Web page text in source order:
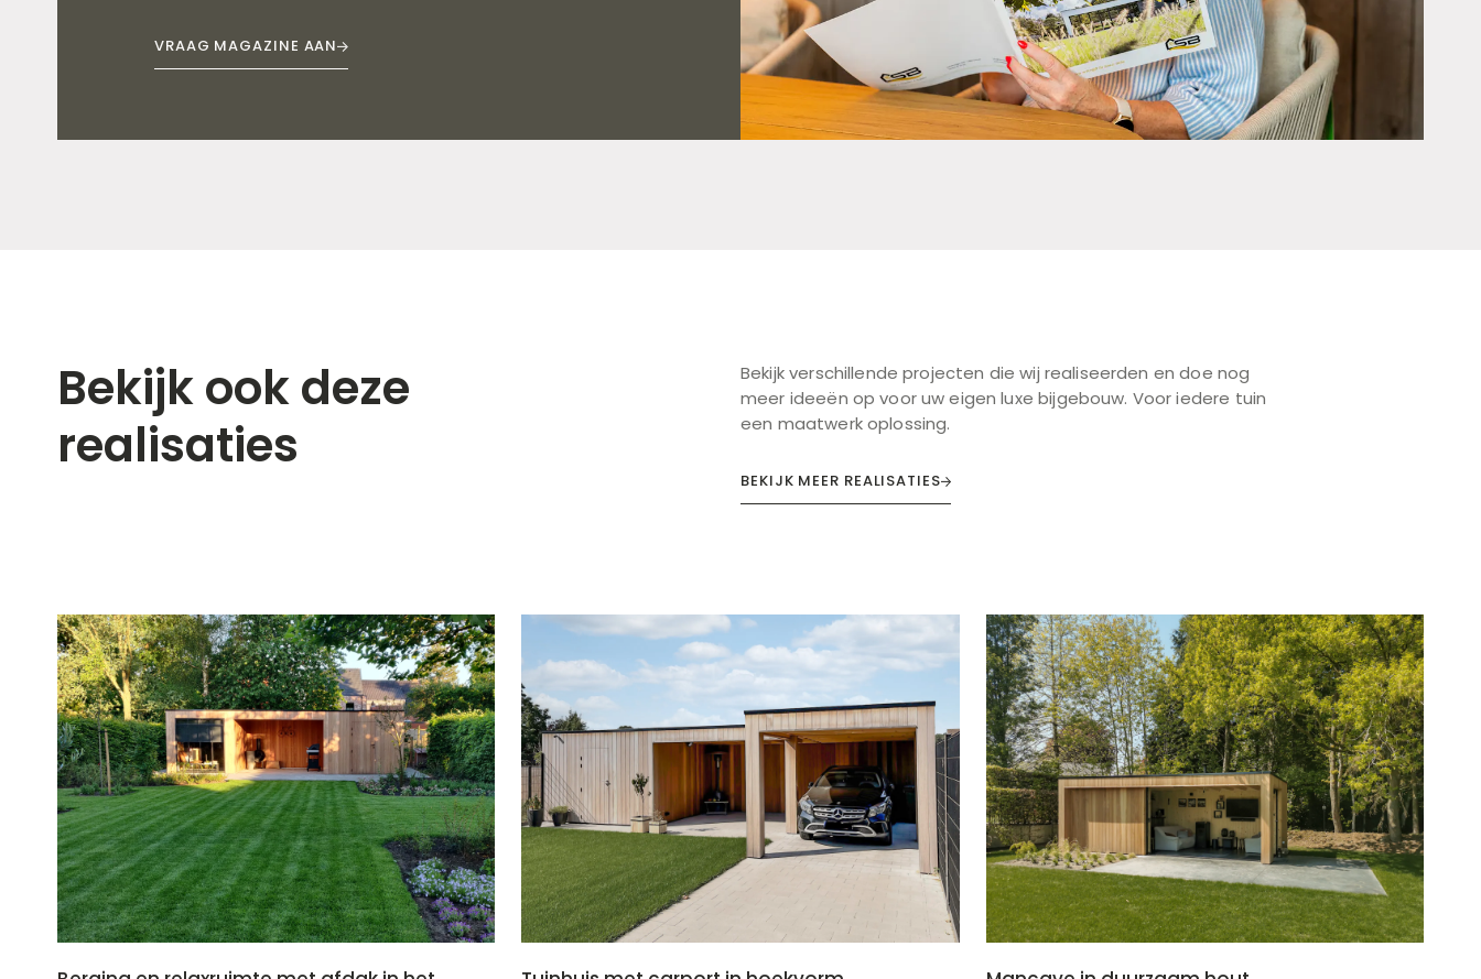
VRAAG MAGAZINE AAN
Bekijk ook deze
realisaties
Bekijk verschillende projecten die wij realiseerden en doe nog
meer ideeën op voor uw eigen luxe bijgebouw. Voor iedere tuin
een maatwerk oplossing.
BEKIJK MEER REALISATIES